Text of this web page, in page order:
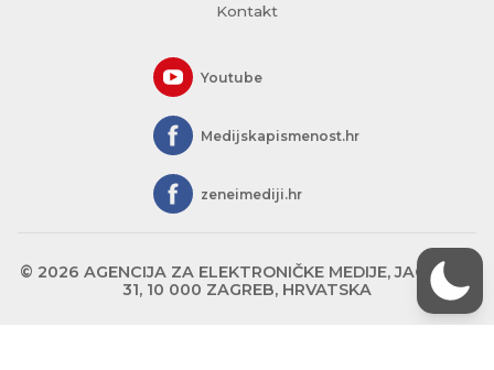
Kontakt
Youtube
Medijskapismenost.hr
zeneimediji.hr
© 2026 AGENCIJA ZA ELEKTRONIČKE MEDIJE, JAGIĆEVA
31, 10 000 ZAGREB, HRVATSKA